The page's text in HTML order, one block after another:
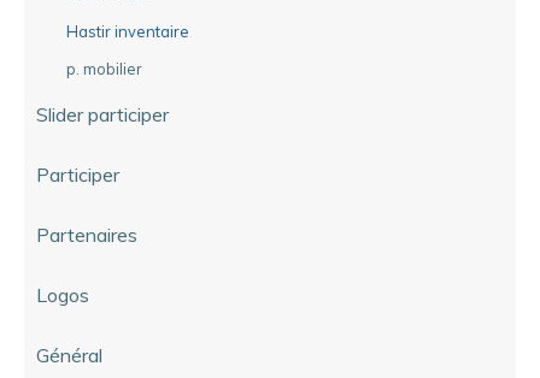
Hastir inventaire
p. mobilier
Slider participer
Participer
Partenaires
Logos
Général